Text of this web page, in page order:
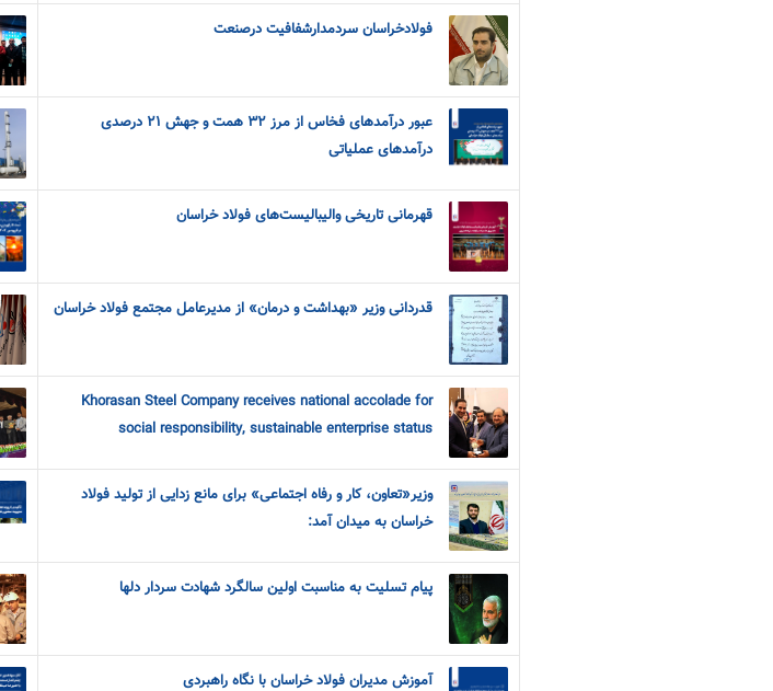
فولادخراسان سردمدارشفافیت درصنعت
عبور درآمدهای فخاس از مرز ۳۲ همت و جهش ۲۱ درصدی
درآمدهای عملیاتی
قهرمانی تاریخی والیبالیست‌های فولاد خراسان
قدردانی وزیر «بهداشت و درمان» از مدیرعامل مجتمع فولاد خراسان
Khorasan Steel Company receives national accolade for
social responsibility, sustainable enterprise status
وزیر«تعاون، کار و رفاه اجتماعی» برای مانع زدایی از تولید فولاد
خراسان به میدان آمد:
پیام تسلیت به مناسبت اولین سالگرد شهادت سردار دلها
آموزش مدیران فولاد خراسان با نگاه راهبردی